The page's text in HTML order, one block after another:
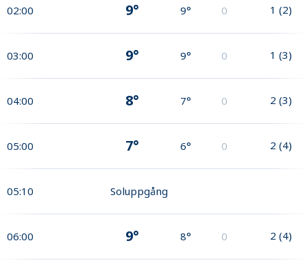
02:00 9° 9° 0 1 (2)
03:00 9° 9° 0 1 (3)
04:00 8° 7° 0 2 (3)
05:00 7° 6° 0 2 (4)
05:10 Soluppgång
06:00 9° 8° 0 2 (4)